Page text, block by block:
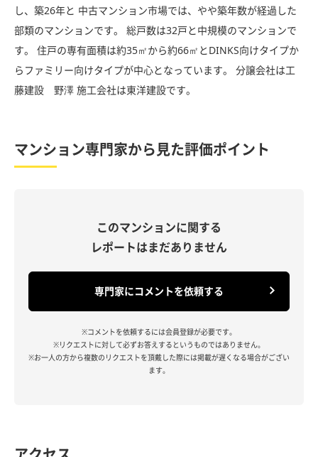
し、築26年と 中古マンション市場では、やや築年数が経過した
部類のマンションです。 総戸数は32戸と中規模のマンションで
す。 住戸の専有面積は約35㎡から約66㎡とDINKS向けタイプか
らファミリー向けタイプが中心となっています。 分譲会社は工
藤建設 野澤 施工会社は東洋建設です。
マンション専門家から見た評価ポイント
このマンションに関する
レポートはまだありません
専門家にコメントを依頼する
※コメントを依頼するには会員登録が必要です。
※リクエストに対して必ずお答えするというものではありません。
※お一人の方から複数のリクエストを頂戴した際には掲載が遅くなる場合がござい
ます。